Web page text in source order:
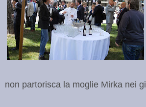
non partorisca la moglie Mirka nei